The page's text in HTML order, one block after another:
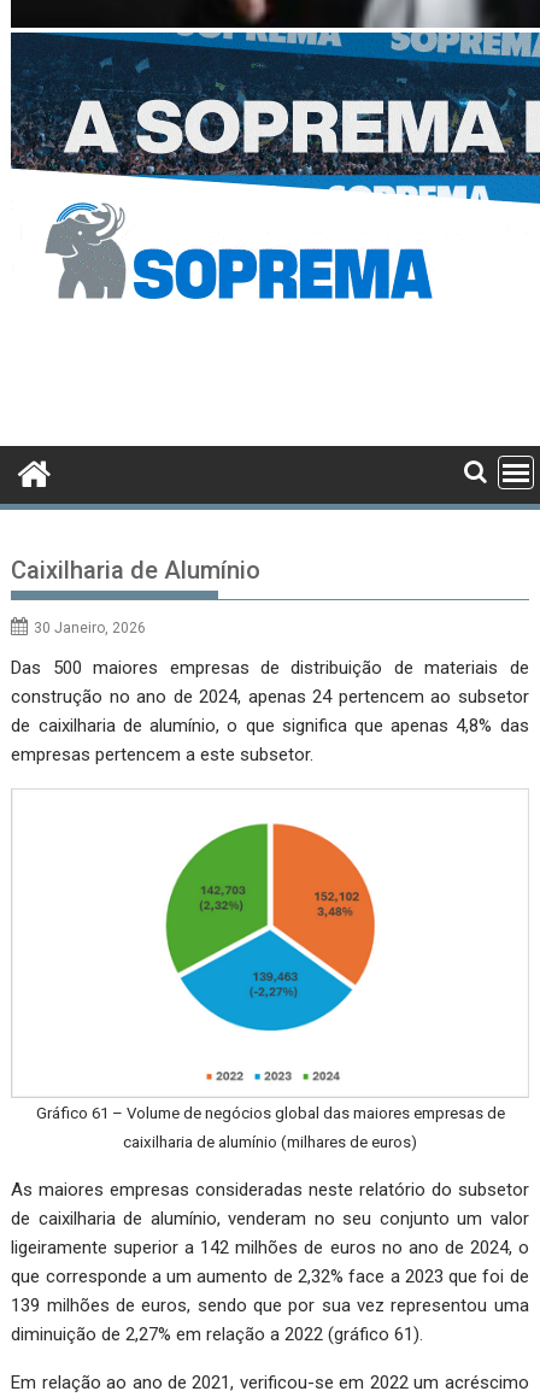
Caixilharia de Alumínio
30 Janeiro, 2026
Das 500 maiores empresas de distribuição de materiais de
construção no ano de 2024, apenas 24 pertencem ao subsetor
de caixilharia de alumínio, o que significa que apenas 4,8% das
empresas pertencem a este subsetor.
Gráfico 61 – Volume de negócios global das maiores empresas de
caixilharia de alumínio (milhares de euros)
As maiores empresas consideradas neste relatório do subsetor
de caixilharia de alumínio, venderam no seu conjunto um valor
ligeiramente superior a 142 milhões de euros no ano de 2024, o
que corresponde a um aumento de 2,32% face a 2023 que foi de
139 milhões de euros, sendo que por sua vez representou uma
diminuição de 2,27% em relação a 2022 (gráfico 61).
Em relação ao ano de 2021, verificou-se em 2022 um acréscimo